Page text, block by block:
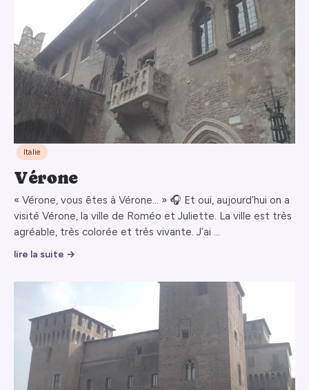
Italie
Vérone
« Vérone, vous êtes à Vérone… » 🎧 Et oui, aujourd’hui on a
visité Vérone, la ville de Roméo et Juliette. La ville est très
agréable, très colorée et très vivante. J’ai …
lire la suite →